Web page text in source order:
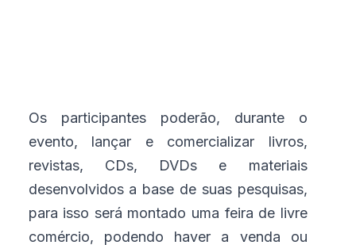
Os participantes poderão, durante o
evento, lançar e comercializar livros,
revistas, CDs, DVDs e materiais
desenvolvidos a base de suas pesquisas,
para isso será montado uma feira de livre
comércio, podendo haver a venda ou